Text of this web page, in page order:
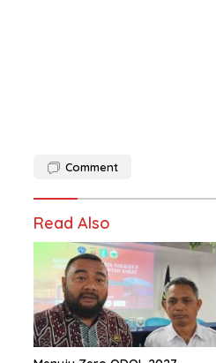
Comment
Read Also